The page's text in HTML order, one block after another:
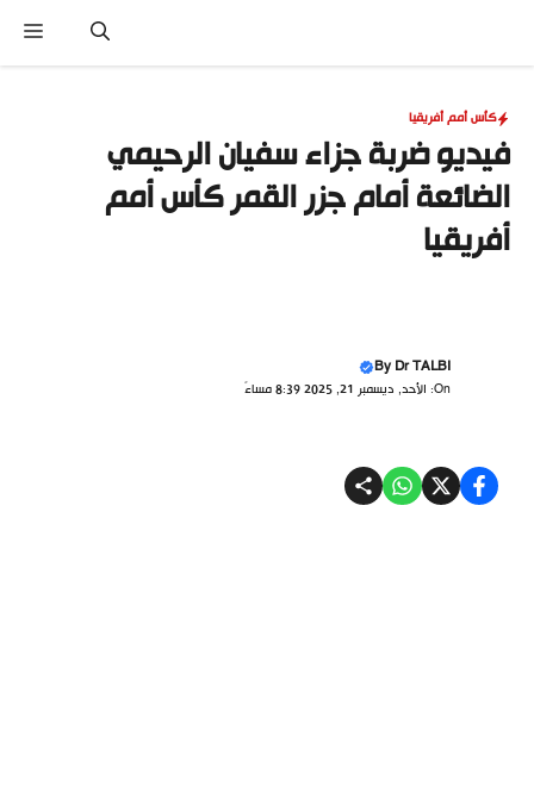
المحتوى
كأس أمم أفريقيا
فيديو ضربة جزاء سفيان الرحيمي
الضائعة أمام جزر القمر كأس أمم
أفريقيا
ByDr TALBI
On: الأحد, ديسمبر 21, 2025 8:39 مساءً